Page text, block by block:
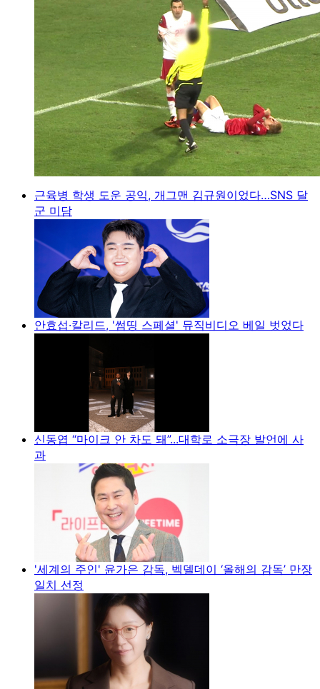
근육병 학생 도운 공익, 개그맨 김규원이었다…SNS 달
군 미담
안효섭·칼리드, '썸띵 스페셜' 뮤직비디오 베일 벗었다
신동엽 “마이크 안 차도 돼”...대학로 소극장 발언에 사
과
'세계의 주인' 윤가은 감독, 벡델데이 ‘올해의 감독’ 만장
일치 선정